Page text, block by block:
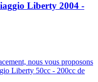
Liberty 2004 -
nous vous proposons
Liberty 50cc - 200cc de